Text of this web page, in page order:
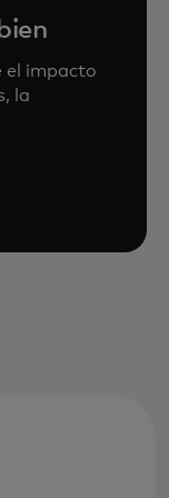
el impacto
la